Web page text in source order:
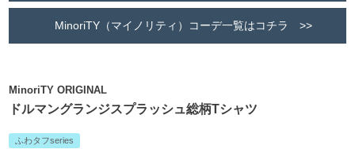
MinoriTY（マイノリティ）コーデ一覧はコチラ >>
MinoriTY ORIGINAL
ドルマングランジスプラッシュ総柄Tシャツ
ふわタフseries